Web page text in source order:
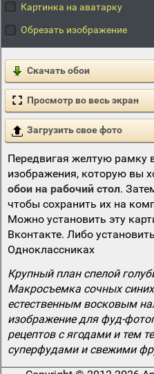
Картинка на аватарку
Обрезать изображение
Скачать обои
Просмотр во весь экран
Загрузить свое фото
Передвигая желтую рамку
изображения, которую вы
обои на рабочий стол.
чтобы сохранить их на
Можно установить эту
Вконтакте. Либо
Одноклассниках
Крупный план спелой
Макросъемка сочных
естественным восковым
изображение для фуд-
рецептов с ягодами и тем
суперфудами и свежими